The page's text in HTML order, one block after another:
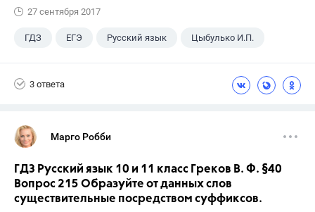
27 сентября 2017
ГДЗ ЕГЭ Русский язык Цыбулько И.П.
3 ответа
Марго Робби
ГДЗ Русский язык 10 и 11 класс Греков В. Ф. §40
Вопрос 215 Образуйте от данных слов
существительные посредством суффиксов.